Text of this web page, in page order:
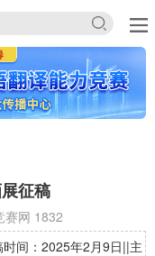
征稿
赛网 1832
间：2025年2月9日||主